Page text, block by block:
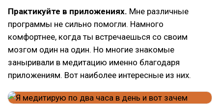
Практикуйте в приложениях. Мне различные
программы не сильно помогли. Намного
комфортнее, когда ты встречаешься со своим
мозгом один на один. Но многие знакомые
заныривали в медитацию именно благодаря
приложениям. Вот наиболее интересные из них.